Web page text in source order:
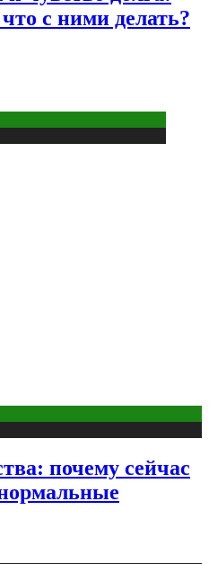
с ними делать?
почему сейчас